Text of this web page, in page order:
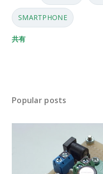
SMARTPHONE
共有
Popular posts